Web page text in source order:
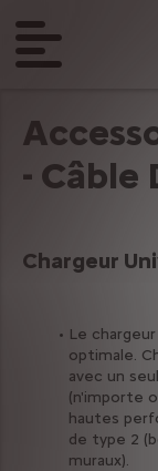
- Câble
Chargeur
Le
optimale.
avec un
(n'importe
hautes
de type 2
muraux).